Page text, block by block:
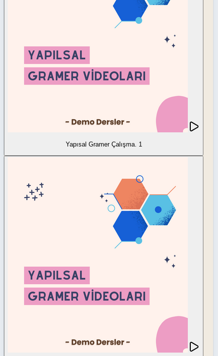
Yapısal Gramer Çalışma. 1